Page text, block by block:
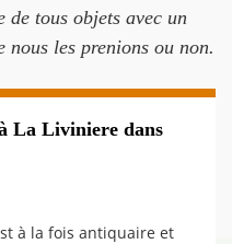
de tous objets avec un
nous les prenions ou non.
La Liviniere dans
à la fois antiquaire et